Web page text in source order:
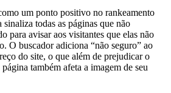
um ponto positivo no rankeamento
todas as páginas que não
para avisar aos visitantes que elas não
O buscador adiciona “não seguro” ao
do site, o que além de prejudicar o
também afeta a imagem de seu